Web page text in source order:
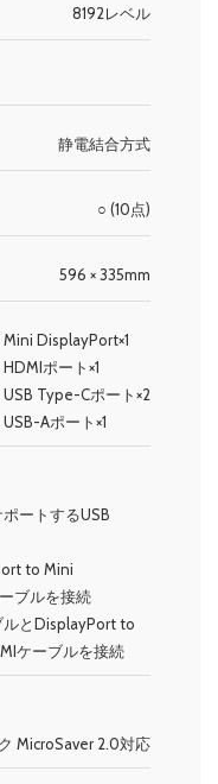
8192レベル
静電結合方式
○ (10点)
596 × 335mm
Mini DisplayPort×1
HDMIポート×1
USB Type-Cポート×2
USB-Aポート×1
ートするUSB
to Mini
ブルを接続
ルとDisplayPort to
ケーブルを接続
MicroSaver 2.0対応